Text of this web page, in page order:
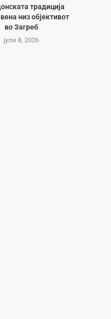
традиција
низ објективот
во Загреб
јули 8, 2026